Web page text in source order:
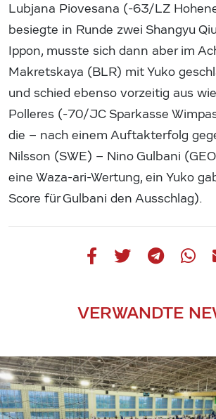
Lubjana Piovesana (-63/LZ
besiegte in Runde zwei Shangyu
Ippon, musste sich dann aber im
Makretskaya (BLR) mit Yuko
und schied ebenso vorzeitig aus
Polleres (-70/JC Sparkasse
die – nach einem Auftakterfolg
Nilsson (SWE) – Nino Gulbani
eine Waza-ari-Wertung, ein Yuko
Score für Gulbani den Ausschlag).
VERWANDTE